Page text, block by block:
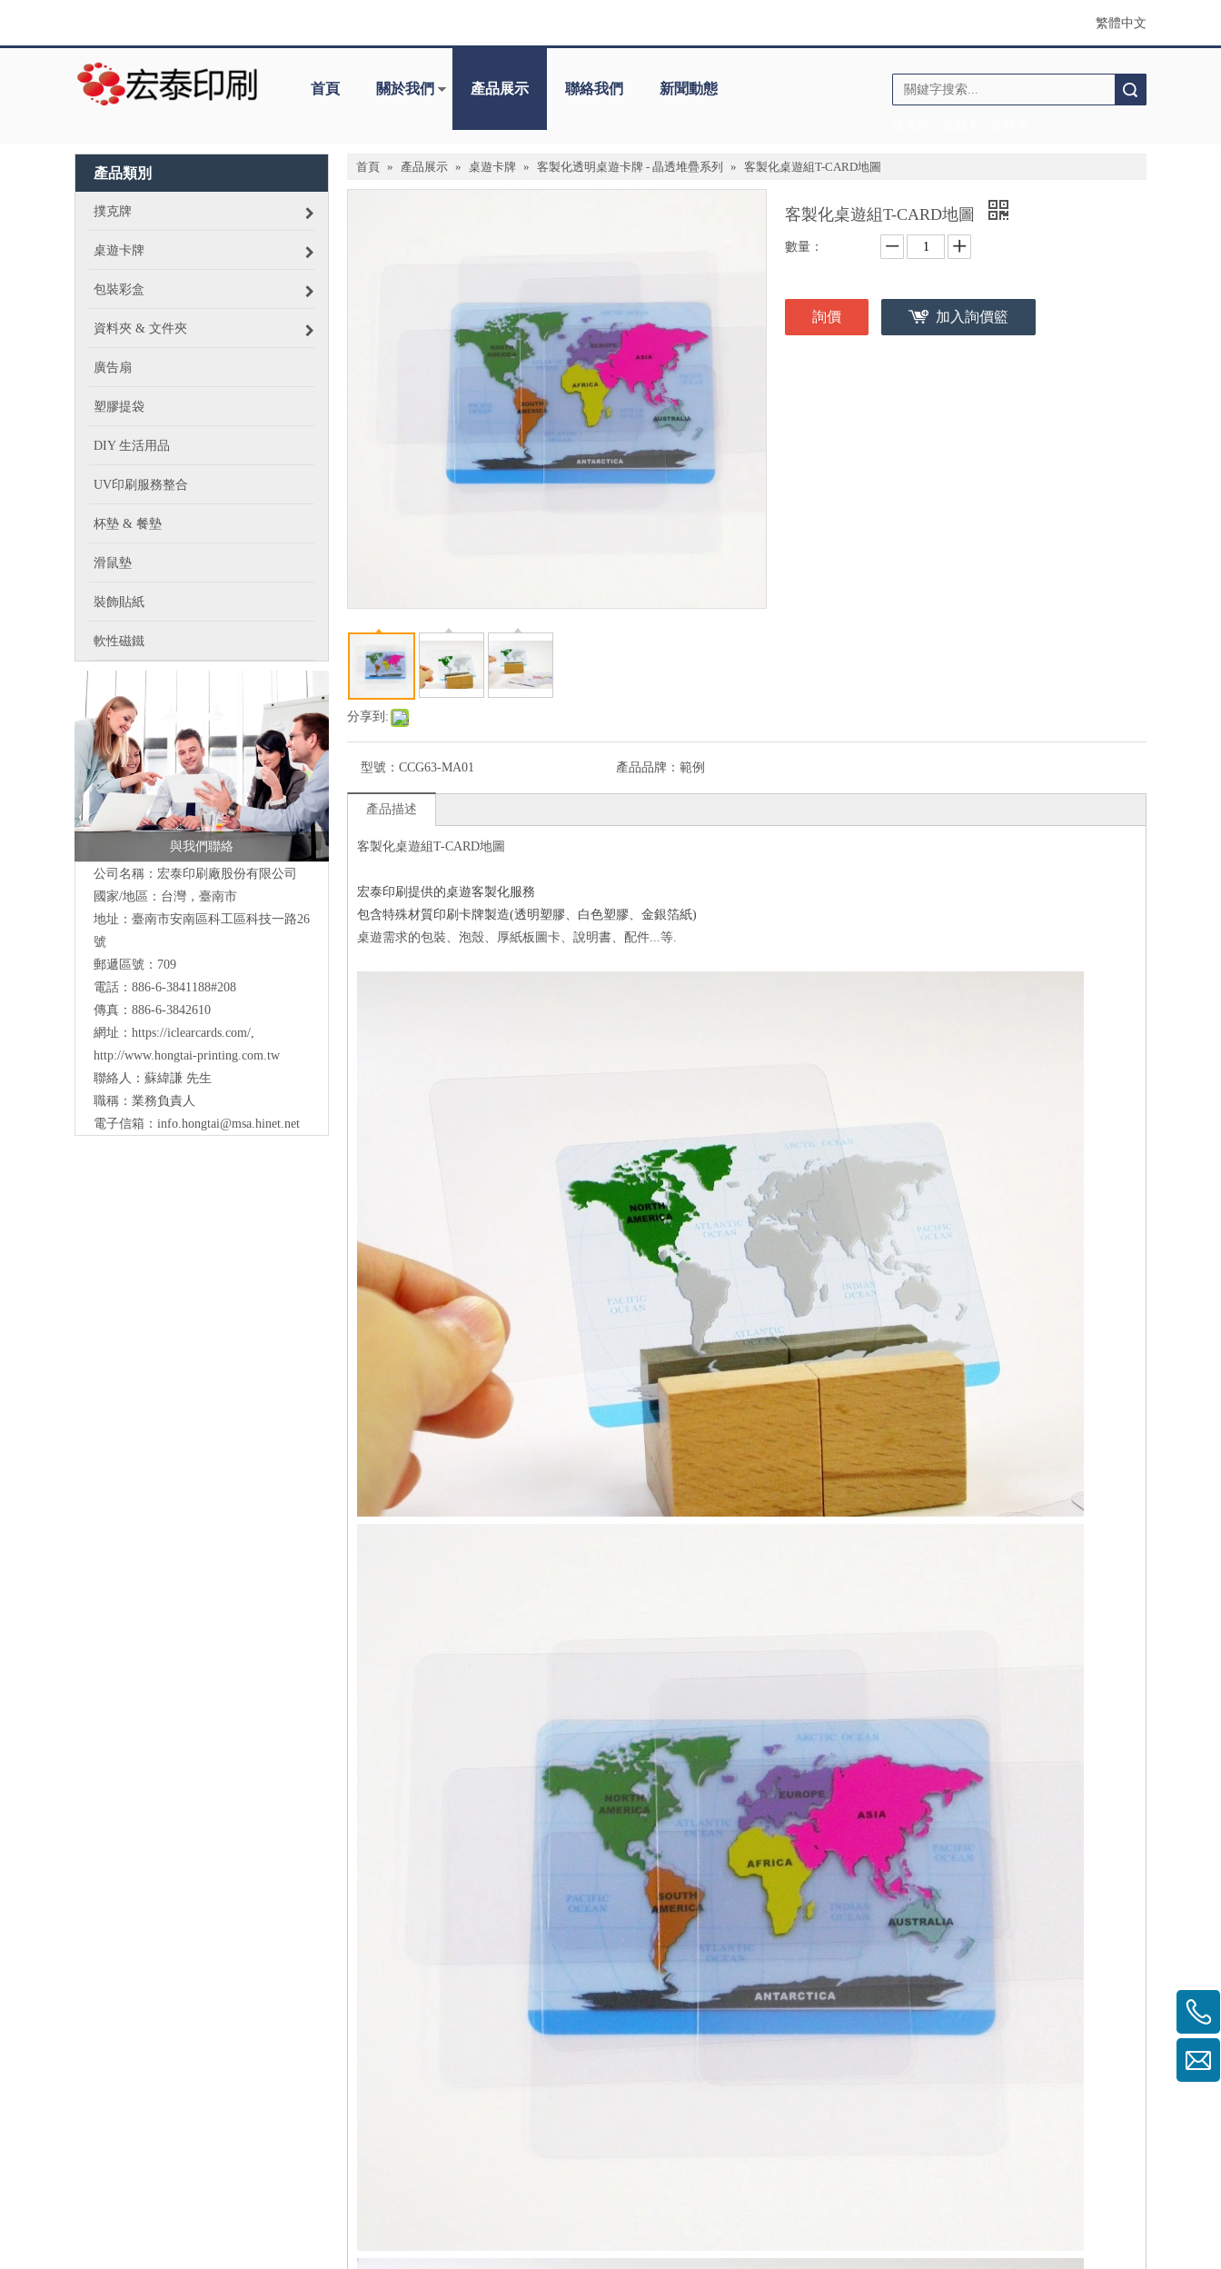
繁體中文
首頁 關於我們 產品展示 聯絡我們 新聞動態
產品類別
撲克牌
桌遊卡牌
包裝彩盒
資料夾 & 文件夾
廣告扇
塑膠提袋
DIY 生活用品
UV印刷服務整合
杯墊 & 餐墊
滑鼠墊
裝飾貼紙
軟性磁鐵
與我們聯絡
公司名稱：宏泰印刷廠股份有限公司
國家/地區：台灣，臺南市
地址： 臺南市安南區科工區科技一路26
號
郵遞區號：709
電話：886-6-3841188#208
傳真：886-6-3842610
網址： https://iclearcards.com/,
http://www.hongtai-printing.com.tw
聯絡人：蘇緯謙 先生
職稱：業務負責人
電子信箱： info.hongtai@msa.hinet.net
首頁 » 產品展示 » 桌遊卡牌 » 客製化透明桌遊卡牌 - 晶透堆疊系列 » 客製化桌遊組T-CARD地圖
分享到:
客製化桌遊組T-CARD地圖
數量：
詢價 加入詢價籃
型號： CCG63-MA01 產品品牌： 範例
產品描述
客製化桌遊組T-CARD地圖
宏泰印刷提供的桌遊客製化服務
包含特殊材質印刷卡牌製造(透明塑膠、白色塑膠、金銀箔紙)
桌遊需求的包裝、泡殼、厚紙板圖卡、說明書、配件...等.